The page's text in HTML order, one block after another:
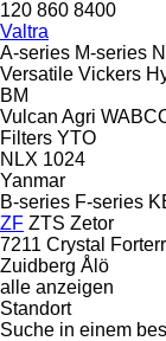
120 860 8400
Valtra
A-series M-series
Versatile Vickers
BM
Vulcan Agri
Filters YTO
NLX 1024
Yanmar
B-series F-series
ZF ZTS Zetor
7211 Crystal
Zuidberg Ålö
alle anzeigen
Standort
Suche in einem